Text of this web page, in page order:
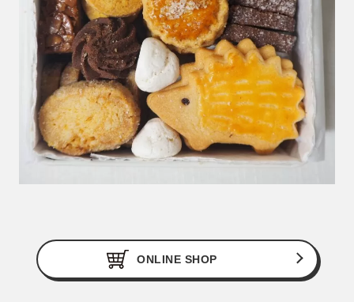
ONLINE SHOP